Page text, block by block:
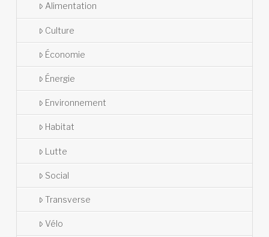
Alimentation
Culture
Économie
Énergie
Environnement
Habitat
Lutte
Social
Transverse
Vélo